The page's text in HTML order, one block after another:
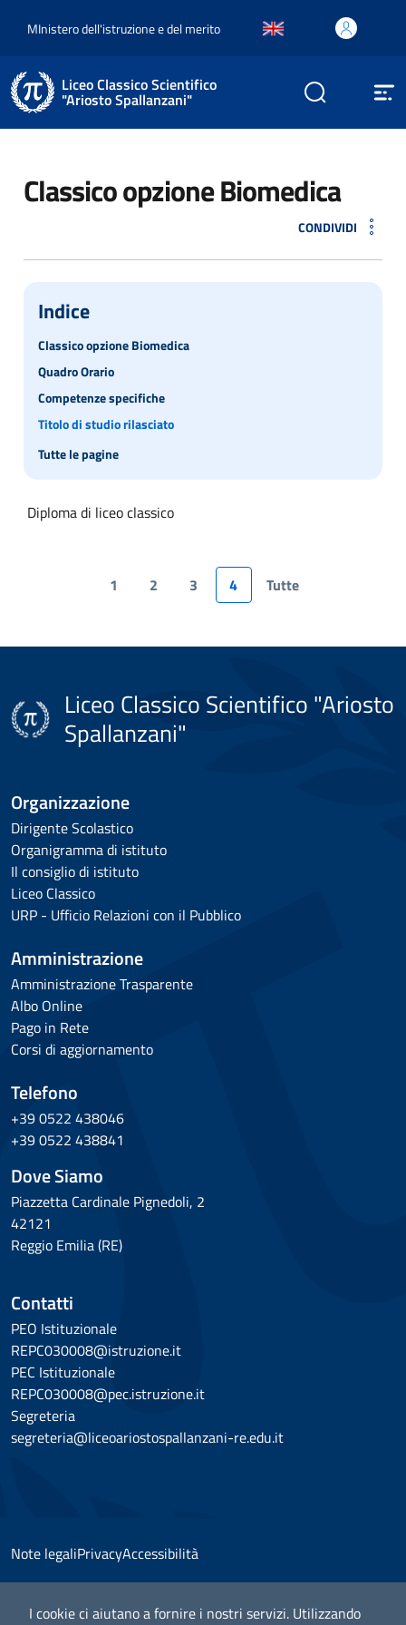
MInistero dell'istruzione e del merito
Liceo Classico Scientifico
"Ariosto Spallanzani"
Classico opzione Biomedica
CONDIVIDI
Indice
Classico opzione Biomedica
Quadro Orario
Competenze specifiche
Titolo di studio rilasciato
Tutte le pagine
Diploma di liceo classico
1 2 3 4 Tutte
Liceo Classico Scientifico "Ariosto
Spallanzani"
Organizzazione
Dirigente Scolastico
Organigramma di istituto
Il consiglio di istituto
Liceo Classico
URP - Ufficio Relazioni con il Pubblico
Amministrazione
Amministrazione Trasparente
Albo Online
Pago in Rete
Corsi di aggiornamento
Telefono
+39 0522 438046
+39 0522 438841
Dove Siamo
Piazzetta Cardinale Pignedoli, 2
42121
Reggio Emilia (RE)
Contatti
PEO Istituzionale
REPC030008@istruzione.it
PEC Istituzionale
REPC030008@pec.istruzione.it
Segreteria
segreteria@liceoariostospallanzani-re.edu.it
Note legaliPrivacyAccessibilità
I cookie ci aiutano a fornire i nostri servizi. Utilizzando